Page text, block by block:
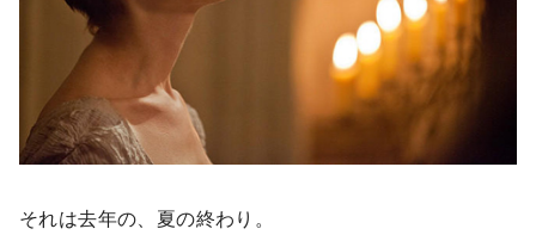
それは去年の、夏の終わり。